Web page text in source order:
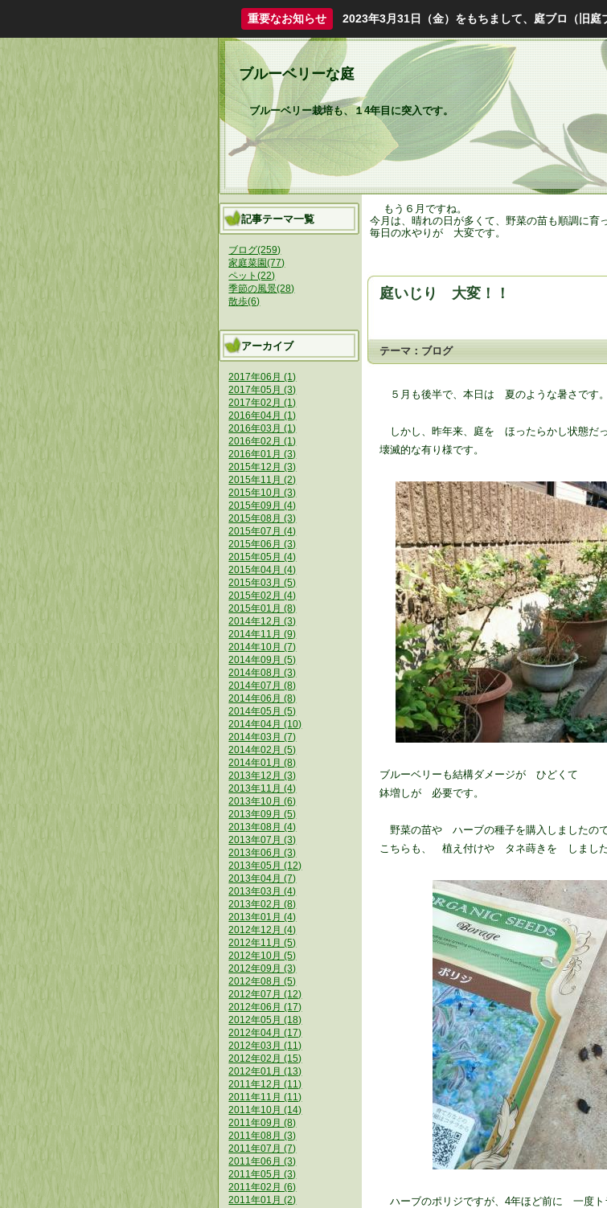
重要なお知らせ 2023年3月31日（金）をもちまして、庭ブロ（旧庭
ブルーベリーな庭
ブルーベリー栽培も、１4年目に突入です。
もう６月ですね。
今月は、晴れの日が多くて、野菜の苗も順調に育
毎日の水やりが 大変です。
庭いじり 大変！！
テーマ： ブログ
５月も後半で、本日は 夏のような暑さです。
しかし、昨年来、庭を ほったらかし状態だっ
壊滅的な有り様です。
ブルーベリーも結構ダメージが ひどくて
鉢増しが 必要です。
野菜の苗や ハーブの種子を購入しましたので
こちらも、 植え付けや タネ蒔きを しました
ハーブのポリジですが、4年ほど前に 一度ト
記事テーマ一覧
ブログ(259)
家庭菜園(77)
ペット(22)
季節の風景(28)
散歩(6)
アーカイブ
2017年06月 (1)
2017年05月 (3)
2017年02月 (1)
2016年04月 (1)
2016年03月 (1)
2016年02月 (1)
2016年01月 (3)
2015年12月 (3)
2015年11月 (2)
2015年10月 (3)
2015年09月 (4)
2015年08月 (3)
2015年07月 (4)
2015年06月 (3)
2015年05月 (4)
2015年04月 (4)
2015年03月 (5)
2015年02月 (4)
2015年01月 (8)
2014年12月 (3)
2014年11月 (9)
2014年10月 (7)
2014年09月 (5)
2014年08月 (3)
2014年07月 (8)
2014年06月 (8)
2014年05月 (5)
2014年04月 (10)
2014年03月 (7)
2014年02月 (5)
2014年01月 (8)
2013年12月 (3)
2013年11月 (4)
2013年10月 (6)
2013年09月 (5)
2013年08月 (4)
2013年07月 (3)
2013年06月 (3)
2013年05月 (12)
2013年04月 (7)
2013年03月 (4)
2013年02月 (8)
2013年01月 (4)
2012年12月 (4)
2012年11月 (5)
2012年10月 (5)
2012年09月 (3)
2012年08月 (5)
2012年07月 (12)
2012年06月 (17)
2012年05月 (18)
2012年04月 (17)
2012年03月 (11)
2012年02月 (15)
2012年01月 (13)
2011年12月 (11)
2011年11月 (11)
2011年10月 (14)
2011年09月 (8)
2011年08月 (3)
2011年07月 (7)
2011年06月 (3)
2011年05月 (3)
2011年02月 (6)
2011年01月 (2)